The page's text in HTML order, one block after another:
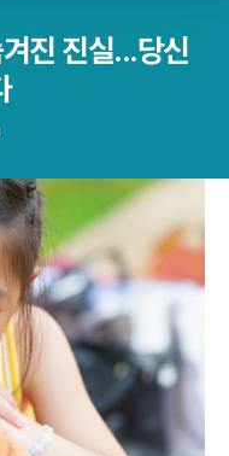
진 진실...당신